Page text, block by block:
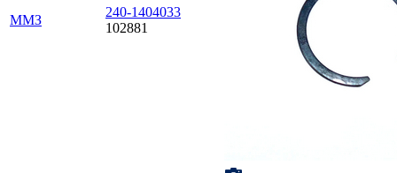
ММЗ
240-1404033
102881